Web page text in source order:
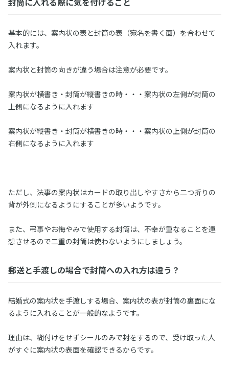
基本的には、案内状の表と封筒の表（宛名を書く面）を合わせて
入れます。
案内状と封筒の向きが違う場合は注意が必要です。
案内状が横書き・封筒が縦書きの時・・・案内状の左側が封筒の
上側になるように入れます
案内状が縦書き・封筒が横書きの時・・・案内状の上側が封筒の
右側になるように入れます
ただし、法事の案内状はカードの取り出しやすさから二つ折りの
背が外側になるようにすることが多いようです。
また、弔事やお悔やみで使用する封筒は、不幸が重なることを連
想させるので二重の封筒は使わないようにしましょう。
郵送と手渡しの場合で封筒への入れ方は違う？
結婚式の案内状を手渡しする場合、案内状の表が封筒の裏面にな
るように入れることが一般的なようです。
理由は、糊付けをせずシールのみで封をするので、受け取った人
がすぐに案内状の表面を確認できるからです。